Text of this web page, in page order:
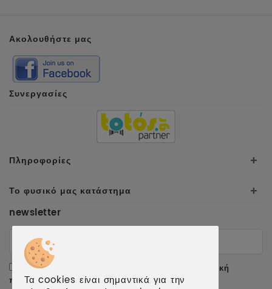
Ακολουθήστε μας
Συνεργασίες
Πληροφορίες +
Το φυσικό μας κατάστημα +
newsletter
Αποδέχομαι τους
πολιτική
προσωπικών δεδομένων.
Τα cookies είναι σημαντικά για την